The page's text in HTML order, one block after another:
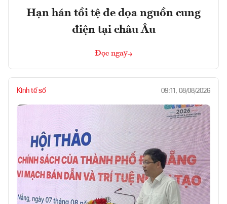
Hạn hán tồi tệ đe dọa nguồn cung
điện tại châu Âu
Đọc ngay
Kinh tế số 09:11, 08/08/2026